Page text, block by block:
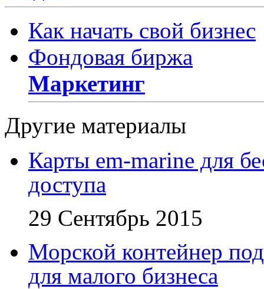
Как начать свой бизнес
Фондовая биржа
Маркетинг
Другие материалы
Карты em-marine для
доступа
29 Сентябрь 2015
Морской контейнер
для малого бизнеса